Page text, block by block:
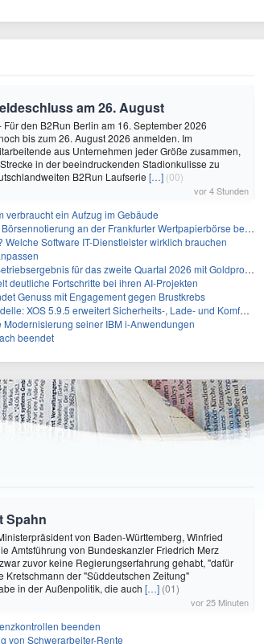
am 26. August
den B2Run Berlin am 16. September 2026
bis zum 26. August 2026 anmelden. Im
aus Unternehmen jeder Größe zusammen,
in der beeindruckenden Stadionkulisse zu
B2Run Laufserie […] (00)
vor 4 Stunden
verbraucht ein Aufzug im Gebäude
an der Frankfurter Wertpapierbörse bekannt
Software IT-Dienstleister wirklich brauchen
das zweite Quartal 2026 mit Goldproduktion und Barreserven in Rekordhöhe
deutliche Fortschritte bei ihren AI-Projekten
Genuss mit Engagement gegen Brustkrebs
5.9.5 erweitert Sicherheits-, Lade- und Komfortfunktionen
seiner IBM i-Anwendungen
beendet
Spahn
von Baden-Württemberg, Winfried
Amtsführung von Bundeskanzler Friedrich Merz
zuvor keine Regierungserfahrung gehabt, "dafür
Kretschmann der "Süddeutschen Zeitung"
in der Außenpolitik, die auch […] (01)
vor 25 Minuten
beenden
von Schwerarbeiter-Rente